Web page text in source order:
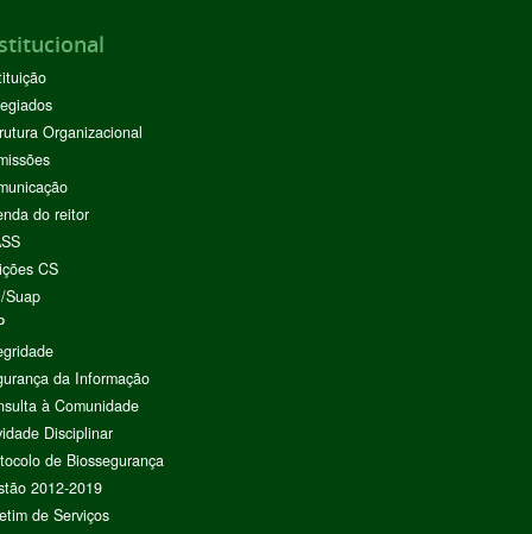
Organizacional
do reitor
CS
Suap
da Informação
à Comunidade
Disciplinar
de Biossegurança
2012-2019
de Serviços